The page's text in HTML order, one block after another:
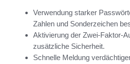
Verwendung starker
Zahlen und Sonderzeichen
Aktivierung der Zwei-Faktor-
zusätzliche Sicherheit.
Schnelle Meldung